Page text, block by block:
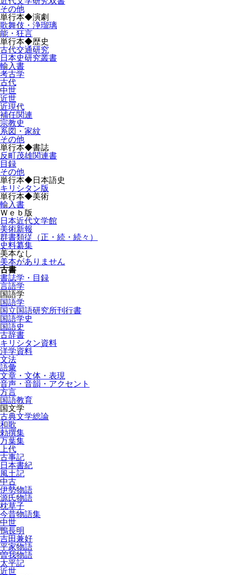
その他
単行本◆演劇
歌舞伎・浄瑠璃
能・狂言
単行本◆歴史
古代交通研究
日本史研究叢書
輸入書
考古学
古代
中世
近世
近現代
補任関連
宗教史
系図・家紋
その他
単行本◆書誌
反町茂雄関連書
目録
その他
単行本◆日本語史
キリシタン版
単行本◆美術
輸入書
Ｗｅｂ版
日本近代文学館
美術新報
群書類従（正・続・続々）
史料纂集
美本なし
美本がありません
古書
書誌学・目録
言語学
国語学
国語学
国立国語研究所刊行書
国語学史
国語史
古辞書
キリシタン資料
洋学資料
文法
語彙
文章・文体・表現
音声・音韻・アクセント
方言
国語教育
国文学
古典文学総論
和歌
勅撰集
万葉集
上代
古事記
日本書紀
風土記
中古
伊勢物語
源氏物語
枕草子
今昔物語集
中世
鴨長明
吉田兼好
平家物語
曽我物語
太平記
近世